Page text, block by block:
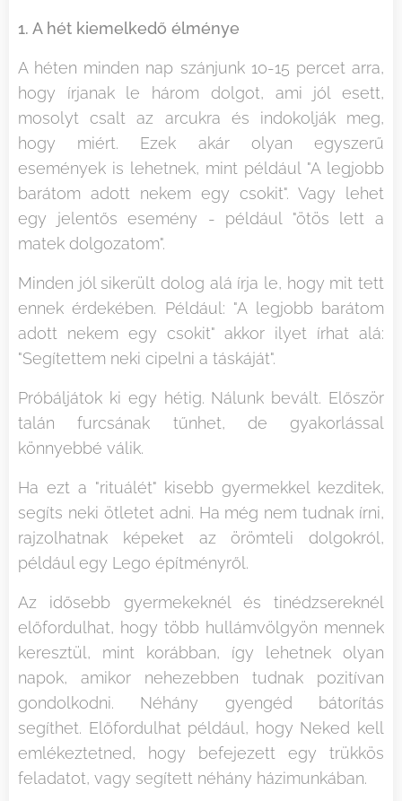
1. A hét kiemelkedő élménye
A héten minden nap szánjunk 10-15 percet arra,
hogy írjanak le három dolgot, ami jól esett,
mosolyt csalt az arcukra és indokolják meg,
hogy miért. Ezek akár olyan egyszerű
események is lehetnek, mint például "A legjobb
barátom adott nekem egy csokit". Vagy lehet
egy jelentős esemény - például "ötös lett a
matek dolgozatom".
Minden jól sikerült dolog alá írja le, hogy mit tett
ennek érdekében. Például: "A legjobb barátom
adott nekem egy csokit" akkor ilyet írhat alá:
"Segítettem neki cipelni a táskáját".
Próbáljátok ki egy hétig. Nálunk bevált. Először
talán furcsának tűnhet, de gyakorlással
könnyebbé válik.
Ha ezt a "rituálét" kisebb gyermekkel kezditek,
segíts neki ötletet adni. Ha még nem tudnak írni,
rajzolhatnak képeket az örömteli dolgokról,
például egy Lego építményről.
Az idősebb gyermekeknél és tinédzsereknél
előfordulhat, hogy több hullámvölgyön mennek
keresztül, mint korábban, így lehetnek olyan
napok, amikor nehezebben tudnak pozitívan
gondolkodni. Néhány gyengéd bátorítás
segíthet. Előfordulhat például, hogy Neked kell
emlékeztetned, hogy befejezett egy trükkös
feladatot, vagy segített néhány házimunkában.